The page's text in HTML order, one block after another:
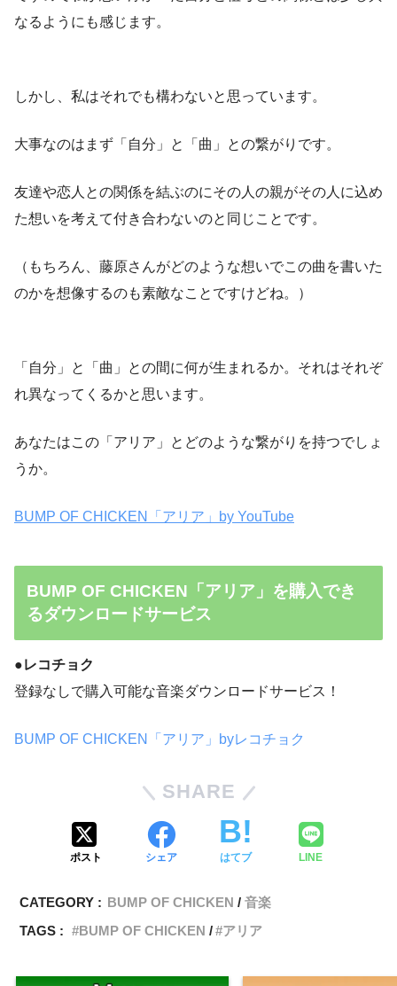
なるようにも感じます。
しかし、私はそれでも構わないと思っています。
大事なのはまず「自分」と「曲」との繋がりです。
友達や恋人との関係を結ぶのにその人の親がその人に込め
た想いを考えて付き合わないのと同じことです。
（もちろん、藤原さんがどのような想いでこの曲を書いた
のかを想像するのも素敵なことですけどね。）
「自分」と「曲」との間に何が生まれるか。それはそれぞ
れ異なってくるかと思います。
あなたはこの「アリア」とどのような繋がりを持つでしょ
うか。
BUMP OF CHICKEN「アリア」by YouTube
BUMP OF CHICKEN「アリア」を購入でき
るダウンロードサービス
●レコチョク
登録なしで購入可能な音楽ダウンロードサービス！
BUMP OF CHICKEN「アリア」byレコチョク
SHARE
ポスト シェア はてブ LINE
CATEGORY : BUMP OF CHICKEN
音楽
TAGS :
BUMP OF CHICKEN アリア